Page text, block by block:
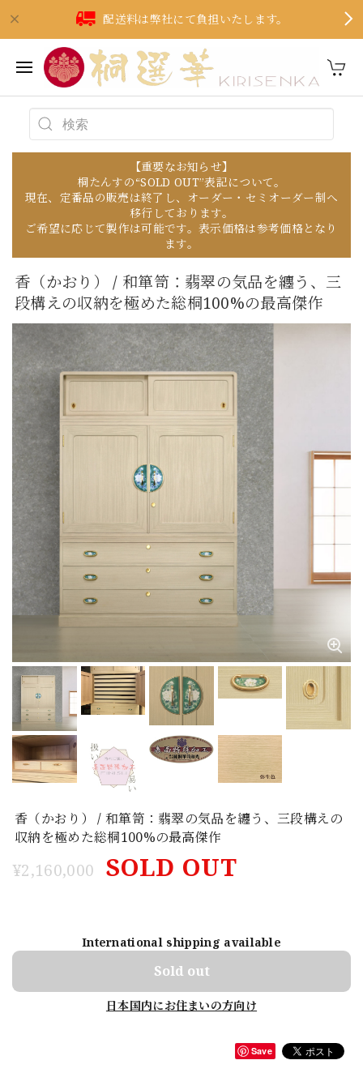
配送料は弊社にて負担いたします。
【重要なお知らせ】
桐たんすの“SOLD OUT”表記について。
現在、定番品の販売は終了し、オーダー・セミオーダー制へ
移行しております。
ご希望に応じて製作は可能です。表示価格は参考価格となり
ます。
香（かおり） / 和箪笥：翡翠の気品を纏う、三
段構えの収納を極めた総桐100%の最高傑作
香（かおり） / 和箪笥：翡翠の気品を纏う、三段構えの
収納を極めた総桐100%の最高傑作
¥2,160,000 SOLD OUT
International shipping available
Sold out
日本国内にお住まいの方向け
Save